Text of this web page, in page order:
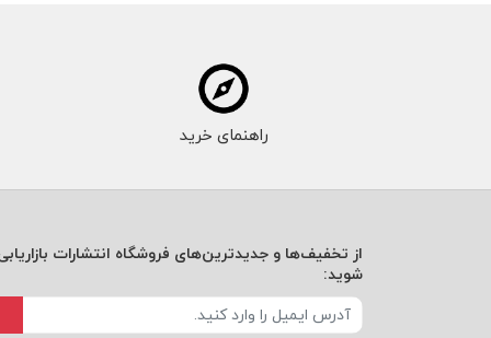
راهنمای خرید
از تخفیف‌ها و جدیدترین‌های فروشگاه انتشارات
شوید: